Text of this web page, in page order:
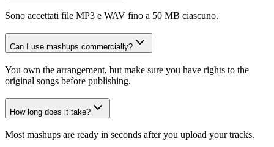
Sono accettati file MP3 e WAV fino a 50 MB ciascuno.
Can I use mashups commercially?
You own the arrangement, but make sure you have rights to the
original songs before publishing.
How long does it take?
Most mashups are ready in seconds after you upload your tracks.